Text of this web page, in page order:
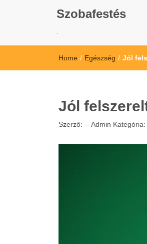
Szobafestés
Home / Egészség / Jól
Jól
Szerző: -- Admin Kategória: